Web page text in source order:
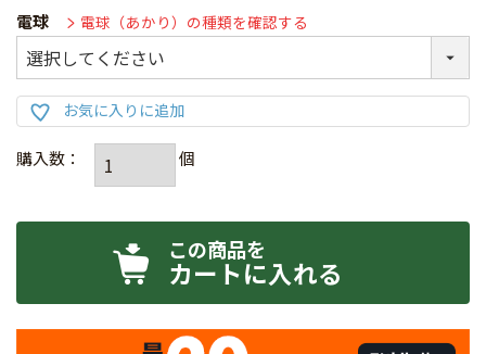
電球 電球（あかり）の種類を確認する
カートに入れる